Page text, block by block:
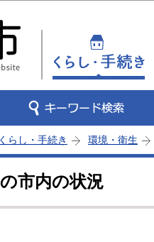
くらし・手続き 環境・衛生
市内の状況